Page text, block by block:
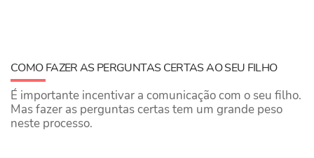
COMO FAZER AS PERGUNTAS CERTAS AO SEU FILHO
É importante incentivar a comunicação com o seu filho.
Mas fazer as perguntas certas tem um grande peso
neste processo.